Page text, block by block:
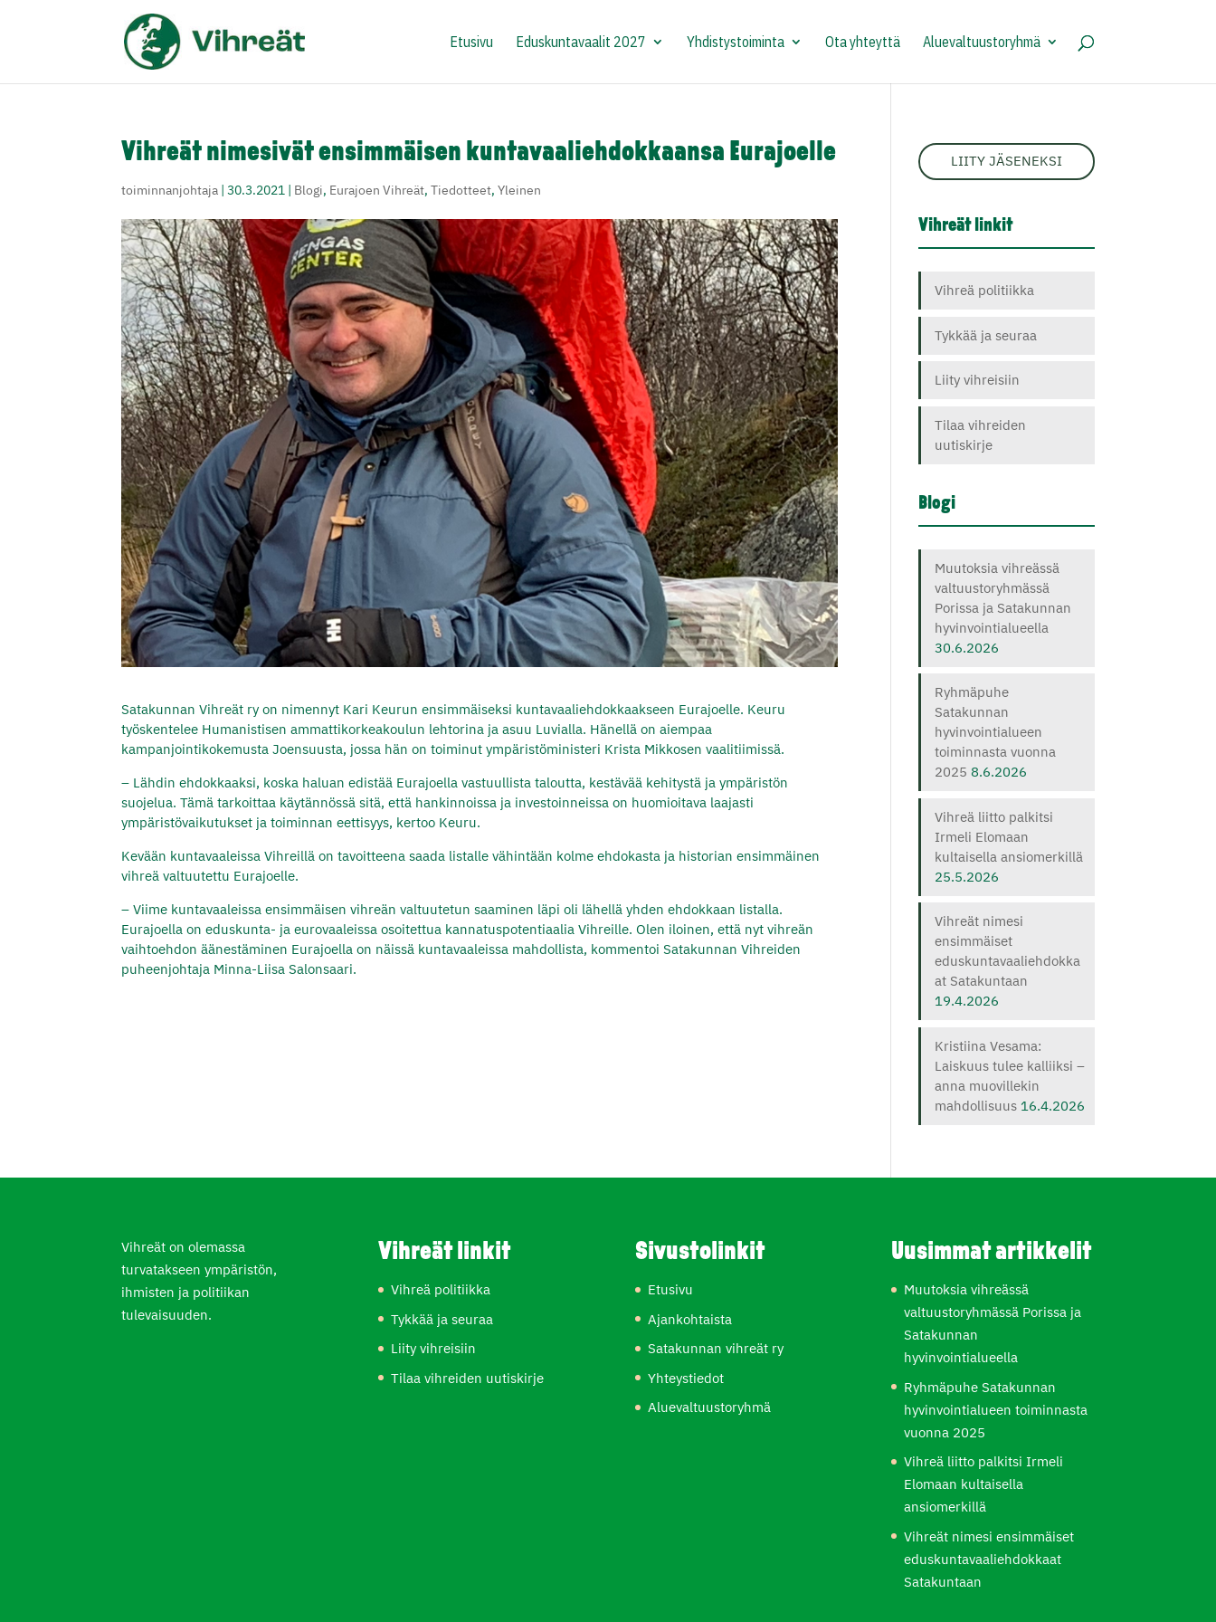
Etusivu Eduskuntavaalit 2027 Yhdistystoiminta Ota yhteyttä Aluevaltuustoryhmä
Vihreät nimesivät ensimmäisen kuntavaaliehdokkaansa Eurajoelle
toiminnanjohtaja |30.3.2021 | Blogi, Eurajoen Vihreät,Tiedotteet,Yleinen
Satakunnan Vihreät ry on nimennyt Kari Keurun ensimmäiseksi kuntavaaliehdokkaakseen Eurajoelle. Keuru
työskentelee Humanistisen ammattikorkeakoulun lehtorina ja asuu Luvialla. Hänellä on aiempaa
kampanjointikokemusta Joensuusta, jossa hän on toiminut ympäristöministeri Krista Mikkosen vaalitiimissä.
– Lähdin ehdokkaaksi, koska haluan edistää Eurajoella vastuullista taloutta, kestävää kehitystä ja ympäristön
suojelua. Tämä tarkoittaa käytännössä sitä, että hankinnoissa ja investoinneissa on huomioitava laajasti
ympäristövaikutukset ja toiminnan eettisyys, kertoo Keuru.
Kevään kuntavaaleissa Vihreillä on tavoitteena saada listalle vähintään kolme ehdokasta ja historian ensimmäinen
vihreä valtuutettu Eurajoelle.
– Viime kuntavaaleissa ensimmäisen vihreän valtuutetun saaminen läpi oli lähellä yhden ehdokkaan listalla.
Eurajoella on eduskunta- ja eurovaaleissa osoitettua kannatuspotentiaalia Vihreille. Olen iloinen, että nyt vihreän
vaihtoehdon äänestäminen Eurajoella on näissä kuntavaaleissa mahdollista, kommentoi Satakunnan Vihreiden
puheenjohtaja Minna-Liisa Salonsaari.
LIITY JÄSENEKSI
Vihreät linkit
Vihreä politiikka
Tykkää ja seuraa
Liity vihreisiin
Tilaa vihreiden
uutiskirje
Blogi
Muutoksia vihreässä
valtuustoryhmässä
Porissa ja Satakunnan
hyvinvointialueella
30.6.2026
Ryhmäpuhe
Satakunnan
hyvinvointialueen
toiminnasta vuonna
2025 8.6.2026
Vihreä liitto palkitsi
Irmeli Elomaan
kultaisella ansiomerkillä
25.5.2026
Vihreät nimesi
ensimmäiset
eduskuntavaaliehdokka
at Satakuntaan
19.4.2026
Kristiina Vesama:
Laiskuus tulee kalliiksi –
anna muovillekin
mahdollisuus 16.4.2026
Vihreät on olemassa
turvatakseen ympäristön,
ihmisten ja politiikan
tulevaisuuden.
Vihreät linkit
Vihreä politiikka
Tykkää ja seuraa
Liity vihreisiin
Tilaa vihreiden uutiskirje
Sivustolinkit
Etusivu
Ajankohtaista
Satakunnan vihreät ry
Yhteystiedot
Aluevaltuustoryhmä
Uusimmat artikkelit
Muutoksia vihreässä
valtuustoryhmässä Porissa ja
Satakunnan
hyvinvointialueella
Ryhmäpuhe Satakunnan
hyvinvointialueen toiminnasta
vuonna 2025
Vihreä liitto palkitsi Irmeli
Elomaan kultaisella
ansiomerkillä
Vihreät nimesi ensimmäiset
eduskuntavaaliehdokkaat
Satakuntaan